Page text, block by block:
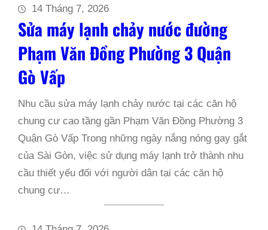
14 Tháng 7, 2026
Sửa máy lạnh chảy nước đường
Phạm Văn Đồng Phường 3 Quận
Gò Vấp
Nhu cầu sửa máy lạnh chảy nước tại các căn hộ
chung cư cao tầng gần Phạm Văn Đồng Phường 3
Quận Gò Vấp Trong những ngày nắng nóng gay gắt
của Sài Gòn, việc sử dụng máy lạnh trở thành nhu
cầu thiết yếu đối với người dân tại các căn hộ
chung cư…